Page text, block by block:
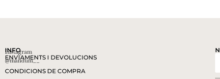
Instagram
@mandum__
INFO
ENVIAMENTS I DEVOLUCIONS
CONDICIONS DE COMPRA